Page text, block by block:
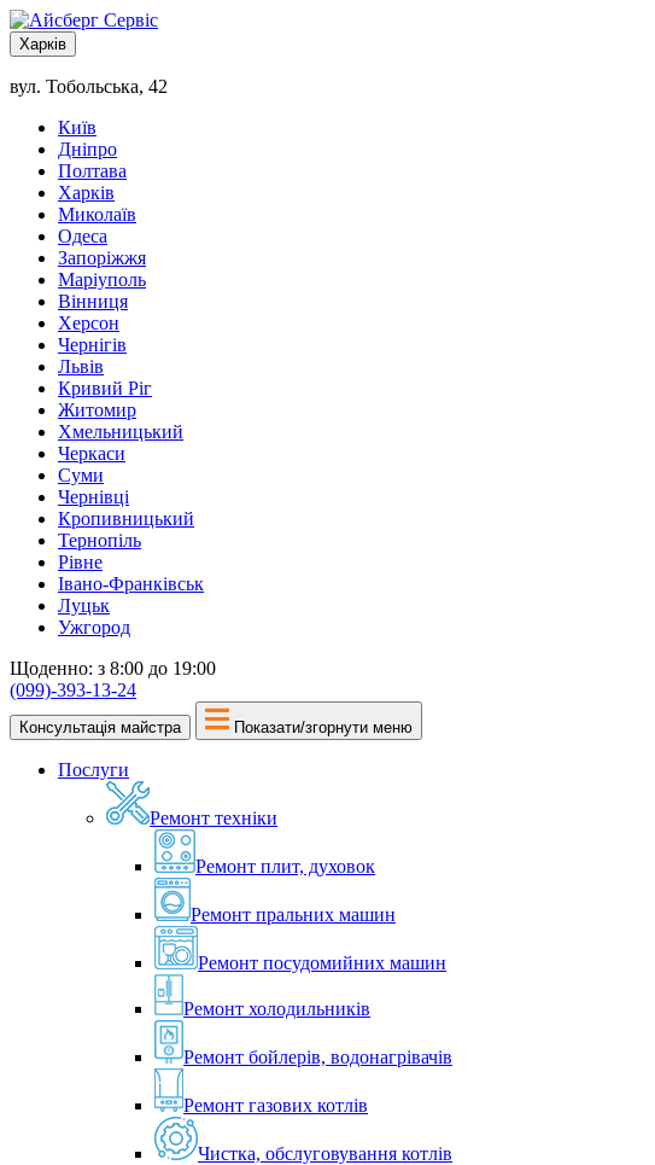
Харків
вул. Тобольська, 42
Київ
Дніпро
Полтава
Харків
Миколаїв
Одеса
Запоріжжя
Маріуполь
Вінниця
Херсон
Чернігів
Львів
Кривий Ріг
Житомир
Хмельницький
Черкаси
Суми
Чернівці
Кропивницький
Тернопіль
Рівне
Івано-Франківськ
Луцьк
Ужгород
Щоденно: з 8:00 до 19:00
(099)-393-13-24
Консультація майстра Показати/згорнути меню
Послуги
Ремонт техніки
Ремонт плит, духовок
Ремонт пральних машин
Ремонт посудомийних машин
Ремонт холодильників
Ремонт бойлерів, водонагрівачів
Ремонт газових котлів
Чистка, обслуговування котлів